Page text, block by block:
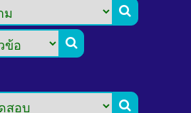


